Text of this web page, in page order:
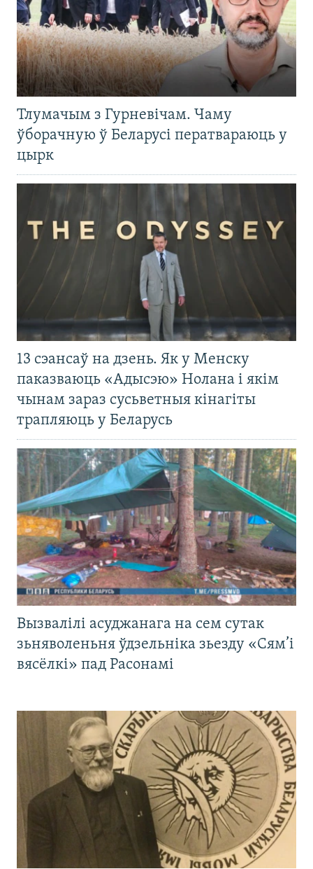
Тлумачым з Гурневічам. Чаму
ўборачную ў Беларусі ператвараюць у
цырк
13 сэансаў на дзень. Як у Менску
паказваюць «Адысэю» Нолана і якім
чынам зараз сусьветныя кінагіты
трапляюць у Беларусь
Вызвалілі асуджанага на сем сутак
зьняволеньня ўдзельніка зьезду «Сям’і
вясёлкі» пад Расонамі